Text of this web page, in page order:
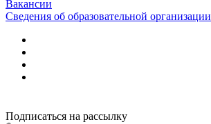
Вакансии
Сведения об образовательной организации
Подписаться на рассылку